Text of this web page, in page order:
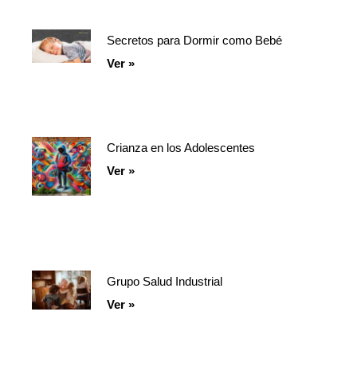
Secretos para Dormir como Bebé
Ver »
Crianza en los Adolescentes
Ver »
Grupo Salud Industrial
Ver »